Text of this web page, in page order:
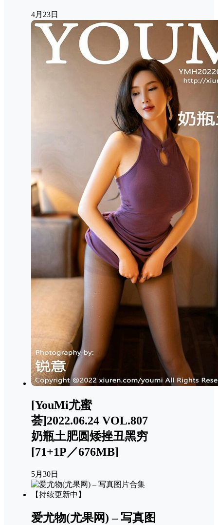
4月23日
[YouMi尤蜜
荟]2022.06.24 VOL.807
奶瓶土肥圆矮挫丑黑穷
[71+1P／676MB]
5月30日
爱尤物(尤果网) – 写真图